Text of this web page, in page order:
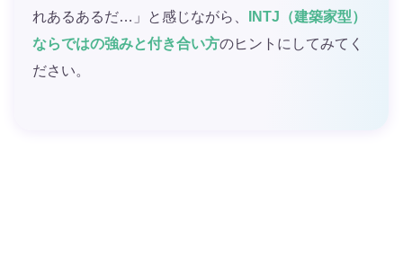
れあるあるだ…」と感じながら、
INTJ（建築家型）
ならではの強みと付き合い方のヒントにしてみてく
ださい。